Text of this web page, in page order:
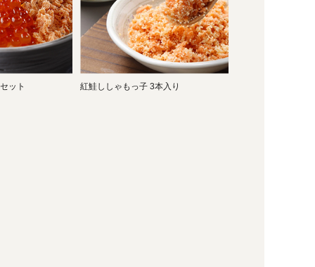
ット 紅鮭ししゃもっ子 3本入り